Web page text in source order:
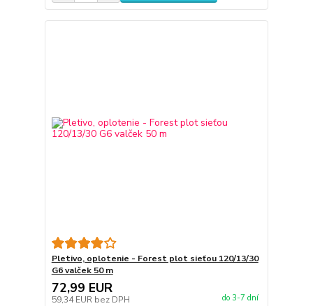
Pletivo, oplotenie - Forest plot sieťou 120/13/30
G6 valček 50 m
72,99 EUR
59,34 EUR bez DPH do 3-7 dní